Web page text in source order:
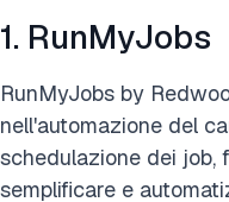
1. RunMyJobs
RunMyJobs by
nell'automazione del
schedulazione dei job,
semplificare e